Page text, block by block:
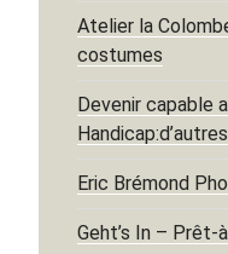
Atelier la
costumes
Devenir capable
Eric Brémond
Geht’s In – Prêt-